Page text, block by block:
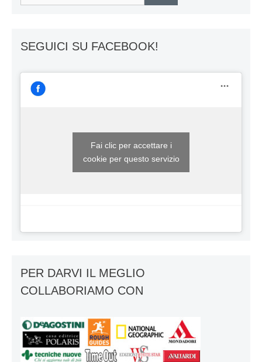
SEGUICI SU FACEBOOK!
Fai clic per accettare i
cookie per questo servizio
PER DARVI IL MEGLIO
COLLABORIAMO CON